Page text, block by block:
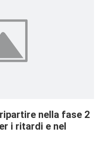
nella fase 2
i ritardi e nel